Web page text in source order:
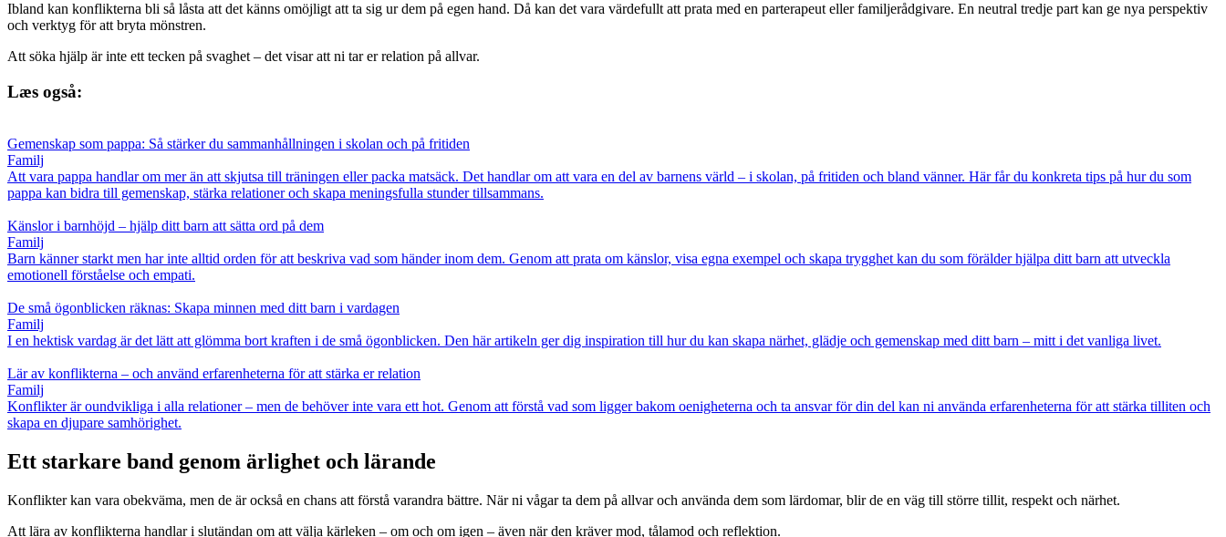
Ibland kan konflikterna bli så låsta att det känns omöjligt att ta sig ur dem på egen hand. Då kan det vara värdefullt att prata med en parterapeut eller familjerådgivare. En neutral tredje part kan ge nya perspektiv
och verktyg för att bryta mönstren.
Att söka hjälp är inte ett tecken på svaghet – det visar att ni tar er relation på allvar.
Læs også:
Gemenskap som pappa: Så stärker du sammanhållningen i skolan och på fritiden
Familj
Att vara pappa handlar om mer än att skjutsa till träningen eller packa matsäck. Det handlar om att vara en del av barnens värld – i skolan, på fritiden och bland vänner. Här får du konkreta tips på hur du som
pappa kan bidra till gemenskap, stärka relationer och skapa meningsfulla stunder tillsammans.
Känslor i barnhöjd – hjälp ditt barn att sätta ord på dem
Familj
Barn känner starkt men har inte alltid orden för att beskriva vad som händer inom dem. Genom att prata om känslor, visa egna exempel och skapa trygghet kan du som förälder hjälpa ditt barn att utveckla
emotionell förståelse och empati.
De små ögonblicken räknas: Skapa minnen med ditt barn i vardagen
Familj
I en hektisk vardag är det lätt att glömma bort kraften i de små ögonblicken. Den här artikeln ger dig inspiration till hur du kan skapa närhet, glädje och gemenskap med ditt barn – mitt i det vanliga livet.
Lär av konflikterna – och använd erfarenheterna för att stärka er relation
Familj
Konflikter är oundvikliga i alla relationer – men de behöver inte vara ett hot. Genom att förstå vad som ligger bakom oenigheterna och ta ansvar för din del kan ni använda erfarenheterna för att stärka tilliten och
skapa en djupare samhörighet.
Ett starkare band genom ärlighet och lärande
Konflikter kan vara obekväma, men de är också en chans att förstå varandra bättre. När ni vågar ta dem på allvar och använda dem som lärdomar, blir de en väg till större tillit, respekt och närhet.
Att lära av konflikterna handlar i slutändan om att välja kärleken – om och om igen – även när den kräver mod, tålamod och reflektion.